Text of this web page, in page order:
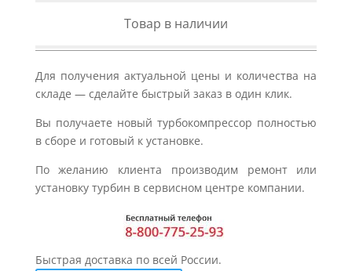
Товар в наличии
Для получения актуальной цены и количества на
складе — сделайте быстрый заказ в один клик.
Вы получаете новый турбокомпрессор полностью
в сборе и готовый к установке.
По желанию клиента производим ремонт или
установку турбин в сервисном центре компании.
Быстрая доставка по всей России.